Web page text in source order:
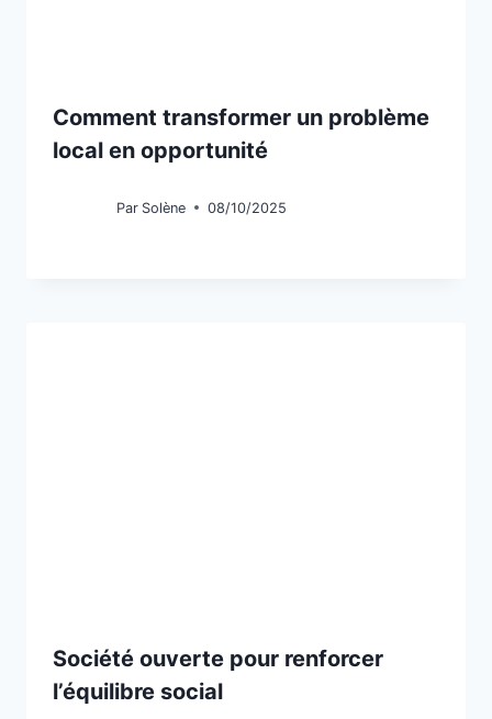
Comment transformer un problème
local en opportunité
Par Solène 08/10/2025
Société ouverte pour renforcer
l’équilibre social